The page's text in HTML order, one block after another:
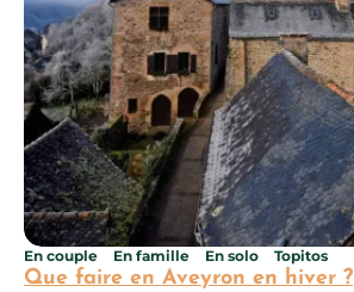
Que faire en Aveyron en hiver ?
En couple En famille En solo Topitos